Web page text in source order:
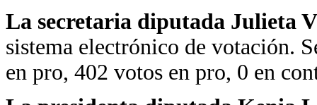
La secretaria diputada Julieta
sistema electrónico de votación.
en pro, 402 votos en pro, 0 en